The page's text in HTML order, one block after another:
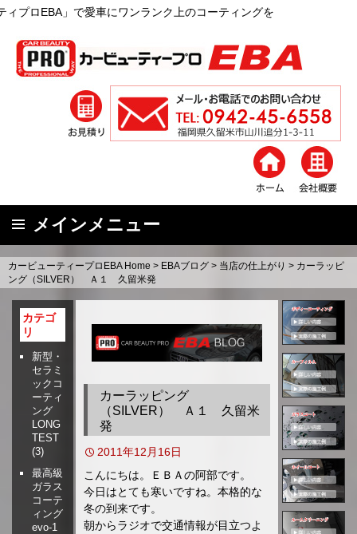
にワンランク上のコーティングを
メインメニュー
コ
ン
カービューティープロEBA Home > EBAブログ > 当店の仕上がり > カーラッピ
ング（SILVER） Ａ１ 久留米発
カーラッピング
（SILVER） Ａ１ 久留米
発
2011年12月16日
こんにちは。ＥＢＡの阿部です。
今日はとても寒いですね。本格的な
冬の到来です。
朝からラジオで交通情報が目立つよ
カテゴ
リ
新型・
セラミ
ックコ
ーティ
ング
LONG
TEST
(3)
最高級
ガラス
コーテ
ィング
evo-1